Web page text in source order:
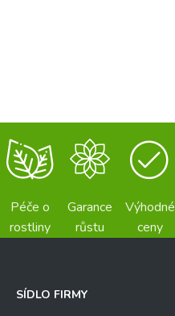
Péče o
rostliny
Garance
růstu
Výhodné
ceny
SÍDLO FIRMY